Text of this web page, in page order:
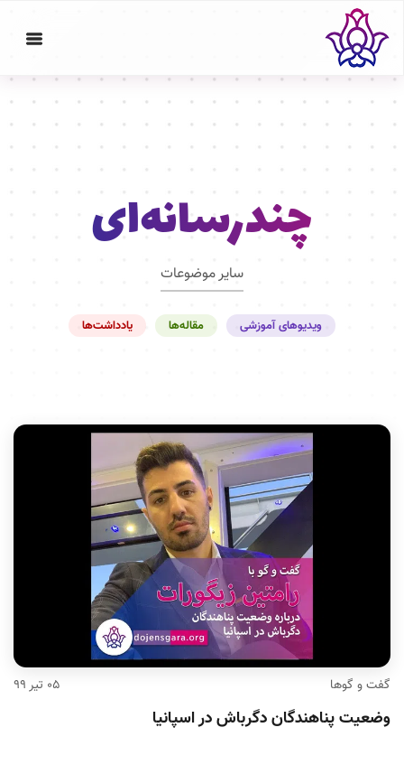
چندرسانه‌ای
سایر موضوعات
ویدیوهای آموزشی مقاله‌ها یادداشت‌ها
گفت و گوها ۰۵ تیر ۹۹
وضعیت پناهندگان دگرباش در اسپانیا